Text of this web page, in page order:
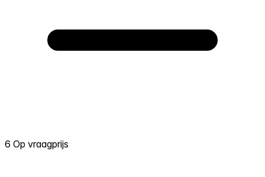
6 Op vraagprijs